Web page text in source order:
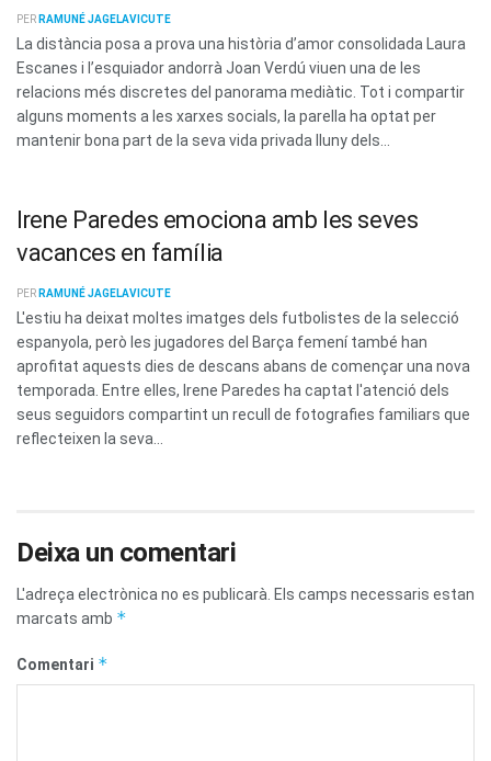
PER RAMUNÉ JAGELAVICUTE
La distància posa a prova una història d’amor consolidada Laura
Escanes i l’esquiador andorrà Joan Verdú viuen una de les
relacions més discretes del panorama mediàtic. Tot i compartir
alguns moments a les xarxes socials, la parella ha optat per
mantenir bona part de la seva vida privada lluny dels...
Irene Paredes emociona amb les seves
vacances en família
PER RAMUNÉ JAGELAVICUTE
L'estiu ha deixat moltes imatges dels futbolistes de la selecció
espanyola, però les jugadores del Barça femení també han
aprofitat aquests dies de descans abans de començar una nova
temporada. Entre elles, Irene Paredes ha captat l'atenció dels
seus seguidors compartint un recull de fotografies familiars que
reflecteixen la seva...
Deixa un comentari
L'adreça electrònica no es publicarà. Els camps necessaris estan
marcats amb *
Comentari *